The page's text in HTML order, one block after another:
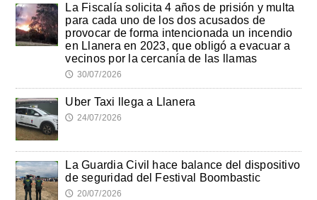
La Fiscalía solicita 4 años de prisión y multa
para cada uno de los dos acusados de
provocar de forma intencionada un incendio
en Llanera en 2023, que obligó a evacuar a
vecinos por la cercanía de las llamas
🕔 30/07/2026
Uber Taxi llega a Llanera
🕔 24/07/2026
La Guardia Civil hace balance del dispositivo
de seguridad del Festival Boombastic
🕔 20/07/2026